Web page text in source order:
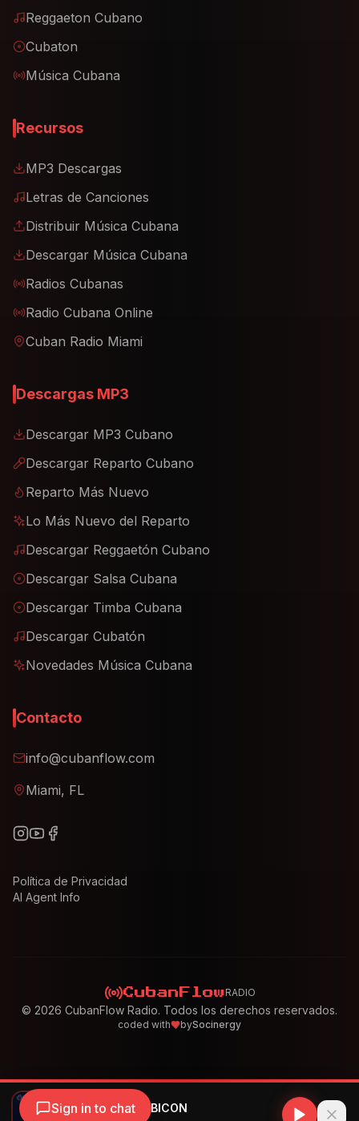
Peso Pluma - RUBICON
Sign in to chat
Reggaeton Cubano
Cubaton
Música Cubana
Recursos
MP3 Descargas
Letras de Canciones
Distribuir Música Cubana
Descargar Música Cubana
Radios Cubanas
Radio Cubana Online
Cuban Radio Miami
Descargas MP3
Descargar MP3 Cubano
Descargar Reparto Cubano
Reparto Más Nuevo
Lo Más Nuevo del Reparto
Descargar Reggaetón Cubano
Descargar Salsa Cubana
Descargar Timba Cubana
Descargar Cubatón
Novedades Música Cubana
Contacto
info@cubanflow.com
Miami, FL
Política de Privacidad
AI Agent Info
CubanFlow RADIO
© 2026 CubanFlow Radio. Todos los derechos reservados.
coded with bySocinergy